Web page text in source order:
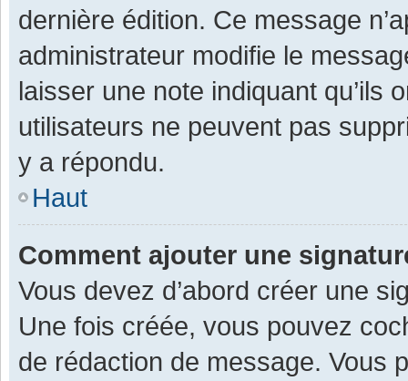
dernière édition. Ce message
administrateur modifie le
laisser une note indiquant qu’ils
utilisateurs ne peuvent pas
y a répondu.
Haut
Comment ajouter une
Vous devez d’abord créer une
Une fois créée, vous pouvez
de rédaction de message. Vous